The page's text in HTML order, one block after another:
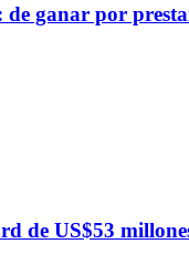
ganar por
de US$53